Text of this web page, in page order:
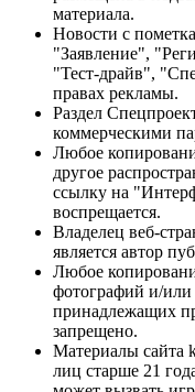
материала.
Новости с
"Заявление",
"Тест-драйв",
правах рекламы.
Раздел
коммерческими
Любое
другое
ссылку на
воспрещается.
Владелец веб-
является автор
Любое
фотографий и/или
принадлежащих
запрещено.
Материалы сайта
лиц старше 21